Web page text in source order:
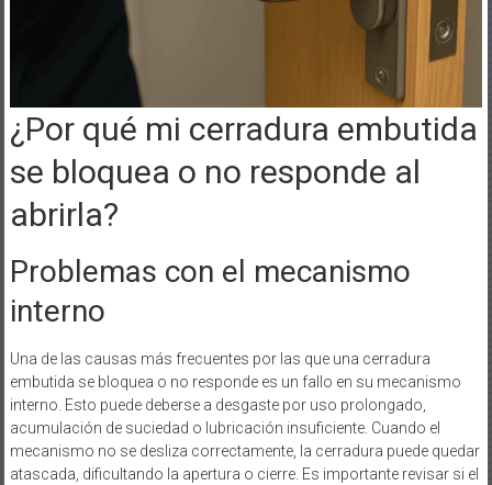
¿Por qué mi cerradura embutida
se bloquea o no responde al
abrirla?
Problemas con el mecanismo
interno
Una de las causas más frecuentes por las que una cerradura
embutida se bloquea o no responde es un fallo en su mecanismo
interno. Esto puede deberse a desgaste por uso prolongado,
acumulación de suciedad o lubricación insuficiente. Cuando el
mecanismo no se desliza correctamente, la cerradura puede quedar
atascada, dificultando la apertura o cierre. Es importante revisar si el